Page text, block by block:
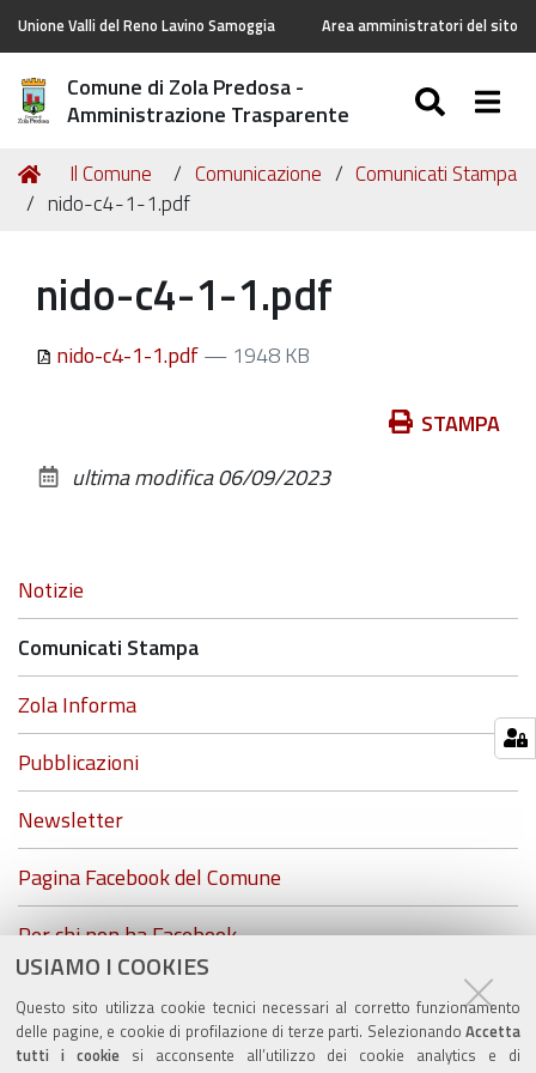
USIAMO I COOKIES
Questo sito utilizza cookie tecnici necessari al corretto funzionamento
delle pagine, e cookie di profilazione di terze parti. Selezionando Accetta
tutti i cookiesi acconsente all’utilizzo dei cookie analytics e di
Unione Valli del Reno Lavino Samoggia Area amministratori del sito
Comune di Zola Predosa -
Amministrazione Trasparente
Tu
sei
Home
Il Comune Comunicazione
Comunicati Stampa
nido-c4-1-1.pdf
nido-c4-1-1.pdf
nido-c4-1-1.pdf— 1948 KB
documento
STAMPA
ultima modifica06/09/2023
Navigazione
Notizie
Comunicati Stampa
Zola Informa
Pubblicazioni
Newsletter
Pagina Facebook del Comune
Per chi non ha Facebook...
ZolaGram - il canale Telegram del Comune di Zola
Predosa